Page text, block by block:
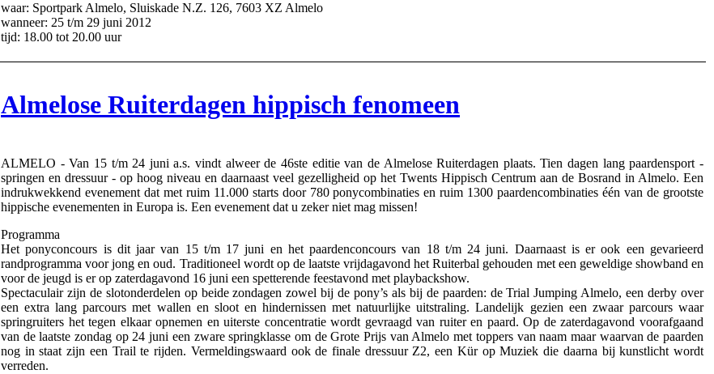
waar: Sportpark Almelo, Sluiskade N.Z. 126, 7603 XZ Almelo
wanneer: 25 t/m 29 juni 2012
tijd: 18.00 tot 20.00 uur
Almelose Ruiterdagen hippisch fenomeen
ALMELO - Van 15 t/m 24 juni a.s. vindt alweer de 46ste editie van de Almelose Ruiterdagen plaats. Tien dagen lang paardensport -
springen en dressuur - op hoog niveau en daarnaast veel gezelligheid op het Twents Hippisch Centrum aan de Bosrand in Almelo. Een
indrukwekkend evenement dat met ruim 11.000 starts door 780 ponycombinaties en ruim 1300 paardencombinaties één van de grootste
hippische evenementen in Europa is. Een evenement dat u zeker niet mag missen!
Programma
Het ponyconcours is dit jaar van 15 t/m 17 juni en het paardenconcours van 18 t/m 24 juni. Daarnaast is er ook een gevarieerd
randprogramma voor jong en oud. Traditioneel wordt op de laatste vrijdagavond het Ruiterbal gehouden met een geweldige showband en
voor de jeugd is er op zaterdagavond 16 juni een spetterende feestavond met playbackshow.
Spectaculair zijn de slotonderdelen op beide zondagen zowel bij de pony’s als bij de paarden: de Trial Jumping Almelo, een derby over
een extra lang parcours met wallen en sloot en hindernissen met natuurlijke uitstraling. Landelijk gezien een zwaar parcours waar
springruiters het tegen elkaar opnemen en uiterste concentratie wordt gevraagd van ruiter en paard. Op de zaterdagavond voorafgaand
van de laatste zondag op 24 juni een zware springklasse om de Grote Prijs van Almelo met toppers van naam maar waarvan de paarden
nog in staat zijn een Trail te rijden. Vermeldingswaard ook de finale dressuur Z2, een Kür op Muziek die daarna bij kunstlicht wordt
verreden.